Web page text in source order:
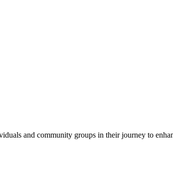
and community groups in their journey to